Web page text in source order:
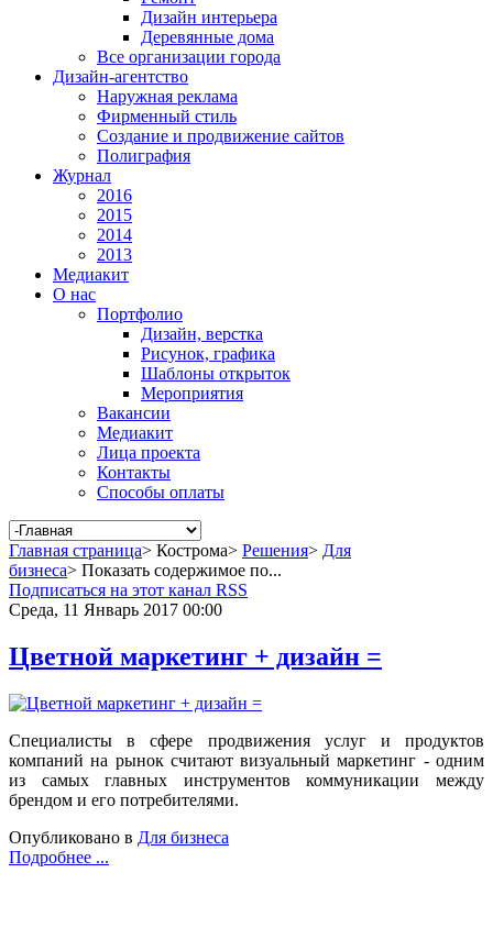
Дизайн интерьера
Деревянные дома
Все организации города
Дизайн-агентство
Наружная реклама
Фирменный стиль
Создание и продвижение сайтов
Полиграфия
Журнал
2016
2015
2014
2013
Медиакит
О нас
Портфолио
Дизайн, верстка
Рисунок, графика
Шаблоны открыток
Мероприятия
Вакансии
Медиакит
Лица проекта
Контакты
Способы оплаты
Главная страница> Кострома> Решения> Для
бизнеса> Показать содержимое по...
Подписаться на этот канал RSS
Среда, 11 Январь 2017 00:00
Цветной маркетинг + дизайн =
Специалисты в сфере продвижения услуг и продуктов
компаний на рынок считают визуальный маркетинг - одним
из самых главных инструментов коммуникации между
брендом и его потребителями.
Опубликовано в Для бизнеса
Подробнее ...